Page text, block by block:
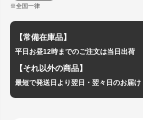
※全国一律
【常備在庫品】
平日お昼12時までのご注文は当日出荷
【それ以外の商品】
最短で発送日より翌日・翌々日のお届け